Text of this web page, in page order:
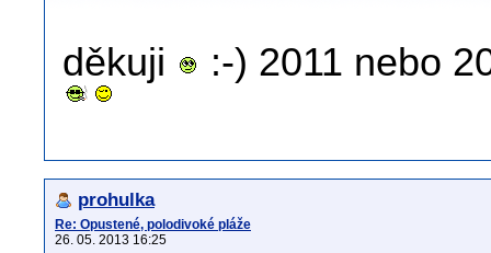
děkuji :-) 2011 nebo
prohulka
Re: Opustené, polodivoké pláže
26. 05. 2013 16:25